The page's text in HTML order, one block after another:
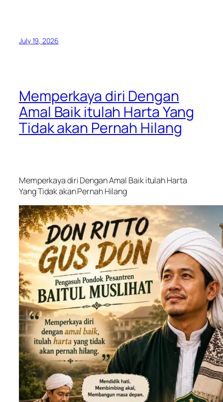
July 19, 2026
Memperkaya diri Dengan
Amal Baik itulah Harta Yang
Tidak akan Pernah Hilang
Memperkaya diri Dengan Amal Baik itulah Harta
Yang Tidak akan Pernah Hilang